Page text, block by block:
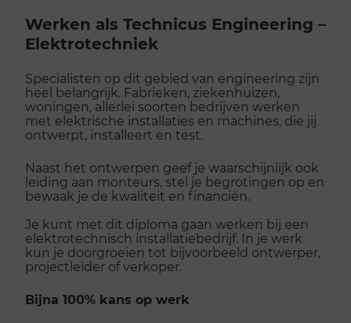
Werken als Technicus Engineering –
Elektrotechniek
Specialisten op dit gebied van engineering zijn
heel belangrijk. Fabrieken, ziekenhuizen,
woningen, allerlei soorten bedrijven werken
met elektrische installaties en machines, die jij
ontwerpt, installeert en test.
Naast het ontwerpen geef je waarschijnlijk ook
leiding aan monteurs, stel je begrotingen op en
bewaak je de kwaliteit en financiën.
Je kunt met dit diploma gaan werken bij een
elektrotechnisch installatiebedrijf. In je werk
kun je doorgroeien tot bijvoorbeeld ontwerper,
projectleider of verkoper.
Bijna 100% kans op werk